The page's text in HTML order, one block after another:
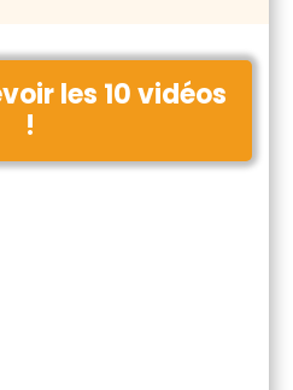
les 10 vidéos
!